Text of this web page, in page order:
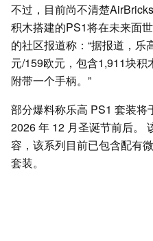
不过，目前尚不清楚
积木搭建的PS1将在未来面
的社区报道称：“据报道，
元/159欧元，包含1,911块积
附带一个手柄。”
部分爆料称乐高 PS1 套装将
2026 年 12 月圣诞节前后。
容，该系列目前已包含配有
套装。